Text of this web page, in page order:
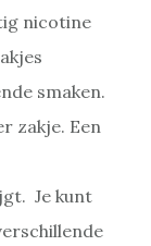
nicotine
smaken.
zakje. Een
Je kunt